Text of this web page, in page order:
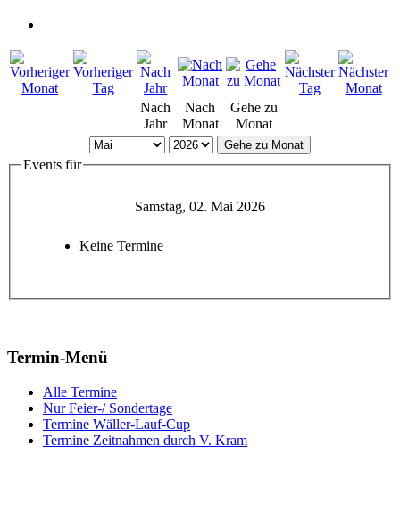
Nach
Jahr
Nach
Monat
Gehe zu
Monat
Gehe zu Monat
Events für
Samstag, 02. Mai 2026
Keine Termine
Termin-Menü
Alle Termine
Nur Feier-/ Sondertage
Termine Wäller-Lauf-Cup
Termine Zeitnahmen durch V. Kram